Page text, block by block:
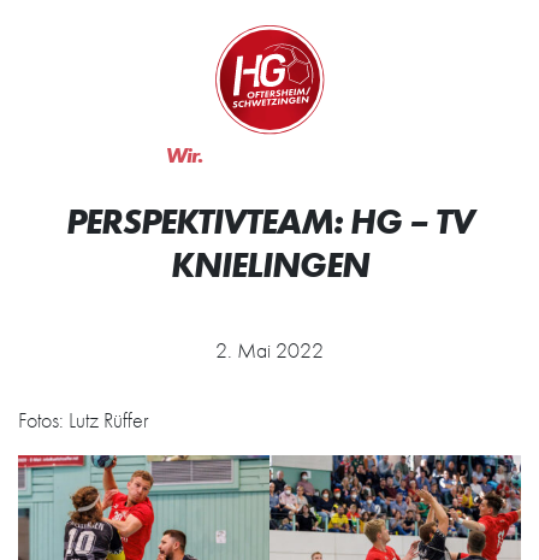
Zur Startseite
Wir.
PERSPEKTIVTEAM: HG – TV
KNIELINGEN
2. Mai 2022
Fotos: Lutz Rüffer